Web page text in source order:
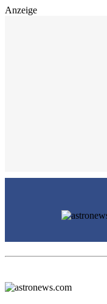
Anzeige